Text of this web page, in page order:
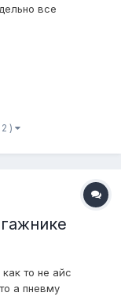
все
доже силовой
В комплект
)
то не айс
а пневму